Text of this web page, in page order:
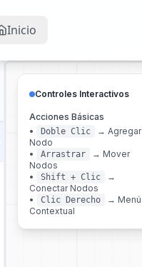
Inicio
Controles Interactivos
Acciones Básicas
•
Doble Clic → Agregar
Nodo
•
Arrastrar → Mover
Nodos
•
Shift + Clic
→
Conectar Nodos
•
Clic Derecho → Menú
Contextual